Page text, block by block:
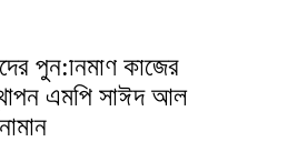
পুন:নির্মাণ কাজের
এমপি সাঈদ আল